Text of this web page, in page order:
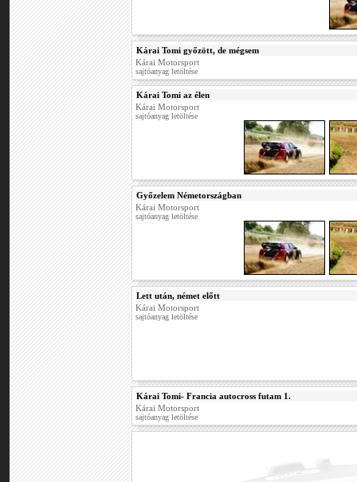
Kárai Tomi győzött, de mégsem
Kárai Motorsport
sajtóanyag letöltése
Kárai Tomi az élen
Kárai Motorsport
sajtóanyag letöltése
Győzelem Németországban
Kárai Motorsport
sajtóanyag letöltése
Lett után, német előtt
Kárai Motorsport
sajtóanyag letöltése
Kárai Tomi- Francia autocross futam 1.
Kárai Motorsport
sajtóanyag letöltése